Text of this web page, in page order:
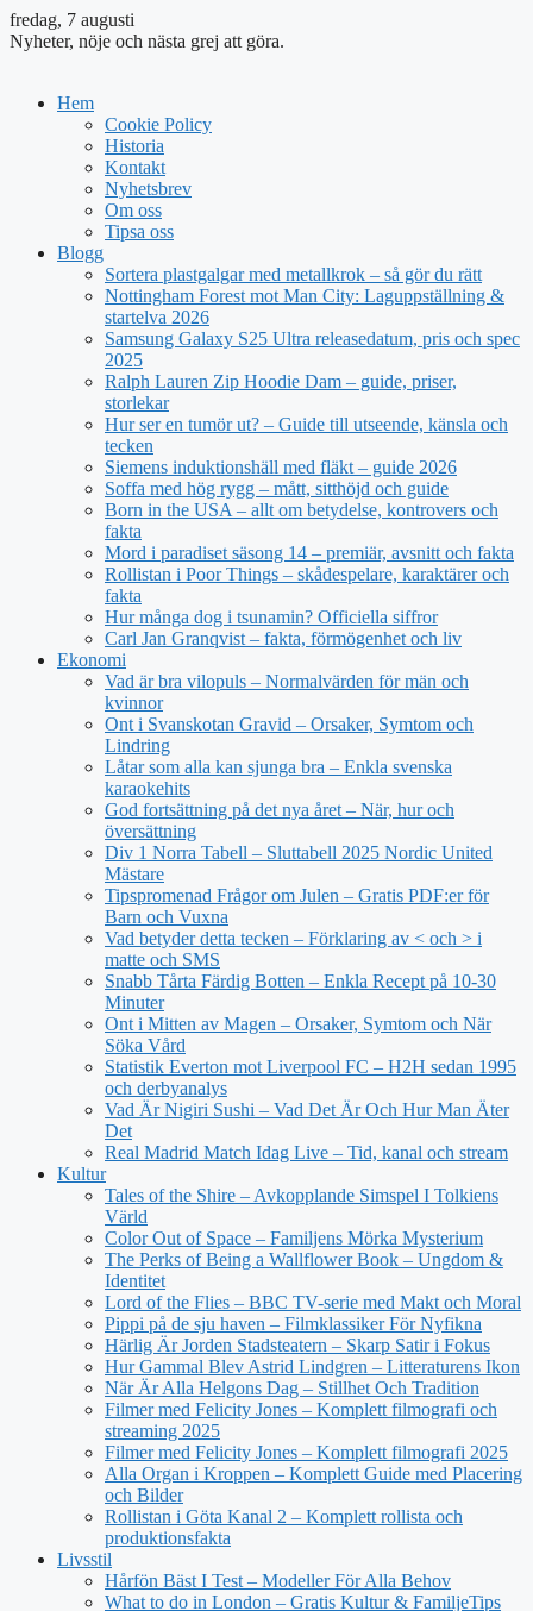
fredag, 7 augusti
Nyheter, nöje och nästa grej att göra.
Hem
Cookie Policy
Historia
Kontakt
Nyhetsbrev
Om oss
Tipsa oss
Blogg
Sortera plastgalgar med metallkrok – så gör du rätt
Nottingham Forest mot Man City: Laguppställning &
startelva 2026
Samsung Galaxy S25 Ultra releasedatum, pris och spec
2025
Ralph Lauren Zip Hoodie Dam – guide, priser,
storlekar
Hur ser en tumör ut? – Guide till utseende, känsla och
tecken
Siemens induktionshäll med fläkt – guide 2026
Soffa med hög rygg – mått, sitthöjd och guide
Born in the USA – allt om betydelse, kontrovers och
fakta
Mord i paradiset säsong 14 – premiär, avsnitt och fakta
Rollistan i Poor Things – skådespelare, karaktärer och
fakta
Hur många dog i tsunamin? Officiella siffror
Carl Jan Granqvist – fakta, förmögenhet och liv
Ekonomi
Vad är bra vilopuls – Normalvärden för män och
kvinnor
Ont i Svanskotan Gravid – Orsaker, Symtom och
Lindring
Låtar som alla kan sjunga bra – Enkla svenska
karaokehits
God fortsättning på det nya året – När, hur och
översättning
Div 1 Norra Tabell – Sluttabell 2025 Nordic United
Mästare
Tipspromenad Frågor om Julen – Gratis PDF:er för
Barn och Vuxna
Vad betyder detta tecken – Förklaring av < och > i
matte och SMS
Snabb Tårta Färdig Botten – Enkla Recept på 10-30
Minuter
Ont i Mitten av Magen – Orsaker, Symtom och När
Söka Vård
Statistik Everton mot Liverpool FC – H2H sedan 1995
och derbyanalys
Vad Är Nigiri Sushi – Vad Det Är Och Hur Man Äter
Det
Real Madrid Match Idag Live – Tid, kanal och stream
Kultur
Tales of the Shire – Avkopplande Simspel I Tolkiens
Värld
Color Out of Space – Familjens Mörka Mysterium
The Perks of Being a Wallflower Book – Ungdom &
Identitet
Lord of the Flies – BBC TV-serie med Makt och Moral
Pippi på de sju haven – Filmklassiker För Nyfikna
Härlig Är Jorden Stadsteatern – Skarp Satir i Fokus
Hur Gammal Blev Astrid Lindgren – Litteraturens Ikon
När Är Alla Helgons Dag – Stillhet Och Tradition
Filmer med Felicity Jones – Komplett filmografi och
streaming 2025
Filmer med Felicity Jones – Komplett filmografi 2025
Alla Organ i Kroppen – Komplett Guide med Placering
och Bilder
Rollistan i Göta Kanal 2 – Komplett rollista och
produktionsfakta
Livsstil
Hårfön Bäst I Test – Modeller För Alla Behov
What to do in London – Gratis Kultur & FamiljeTips